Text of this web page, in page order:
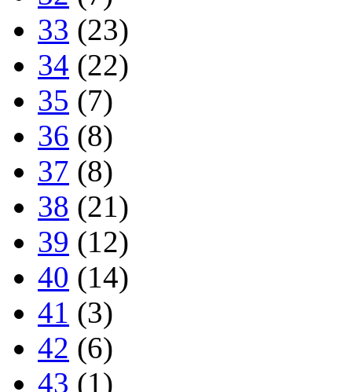
33 (23)
34 (22)
35 (7)
36 (8)
37 (8)
38 (21)
39 (12)
40 (14)
41 (3)
42 (6)
43 (1)